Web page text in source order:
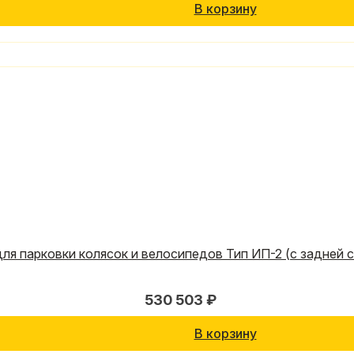
В корзину
парковки колясок и велосипедов Тип ИП-2 (с задней
530 503 ₽
В корзину